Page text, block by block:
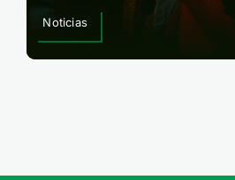
Noticias